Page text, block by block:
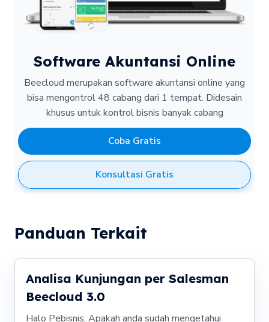
Software Akuntansi Online
Beecloud merupakan software akuntansi online yang
bisa mengontrol 48 cabang dari 1 tempat. Didesain
khusus untuk kontrol bisnis banyak cabang
Coba Gratis
Konsultasi Gratis
Panduan Terkait
Analisa Kunjungan per Salesman
Beecloud 3.0
Halo Pebisnis, Apakah anda sudah mengetahui